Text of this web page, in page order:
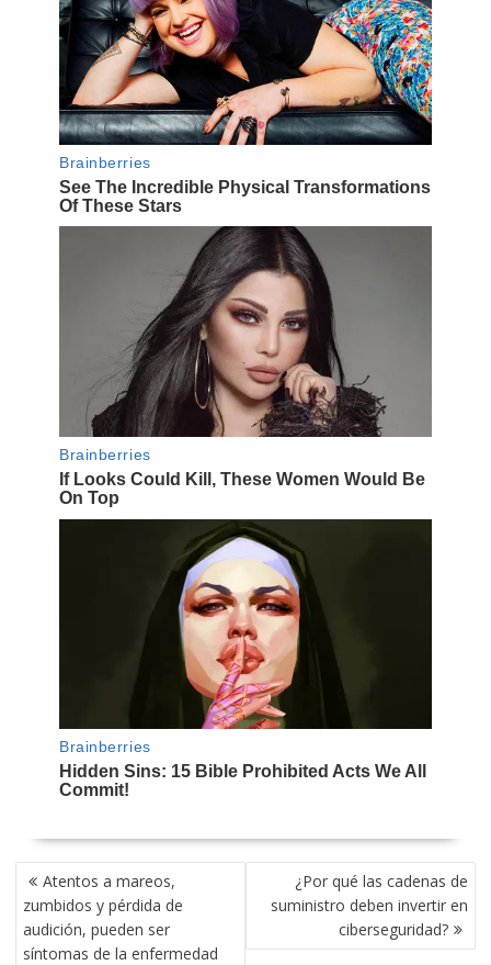
NAVEGACIÓN
DE
ENTRADAS
Atentos a mareos,
zumbidos y pérdida de
audición, pueden ser
síntomas de la enfermedad
¿Por qué las cadenas de
suministro deben invertir en
ciberseguridad?